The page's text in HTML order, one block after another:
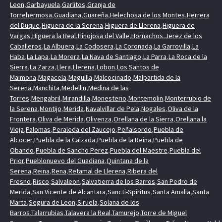
Leon,Garbayuela,Garlitos,Granja de
Torrehermosa,Guadiana,Guareña,Helechosa de los Montes,Herrera
del Duque,Higuera de la Serena,Higuera de Llerena,Higuera de
Vargas,Higuera la Real,Hinojosa del Valle,Hornachos,Jerez de los
Caballeros,La Albuera,La Codosera,La Coronada,La Garrovilla,La
Haba,La Lapa,La Morera,La Nava de Santiago,La Parra,La Roca de la
Sierra,La Zarza,Llera,Llerena,Lobon,Los Santos de
Maimona,Magacela,Maguilla,Malcocinado,Malpartida de la
Serena,Manchita,Medellin,Medina de las
Torres,Mengabril,Mirandilla,Monesterio,Montemolin,Monterrubio de
la Serena,Montijo,Merida,Navalvillar de Pela,Nogales,Oliva de la
Frontera,Oliva de Merida,Olivenza,Orellana de la Sierra,Orellana la
Vieja,Palomas,Peraleda del Zaucejo,Peñalsordo,Puebla de
Alcocer,Puebla de la Calzada,Puebla de la Reina,Puebla de
Obando,Puebla de Sancho Perez,Puebla del Maestre,Puebla del
Prior,Pueblonuevo del Guadiana,Quintana de la
Serena,Reina,Rena,Retamal de Llerena,Ribera del
Fresno,Risco,Salvaleon,Salvatierra de los Barros,San Pedro de
Merida,San Vicente de Alcantara,Sancti-Spiritus,Santa Amalia,Santa
Marta,Segura de Leon,Siruela,Solana de los
Barros,Talarrubias,Talavera la Real,Tamurejo,Torre de Miguel